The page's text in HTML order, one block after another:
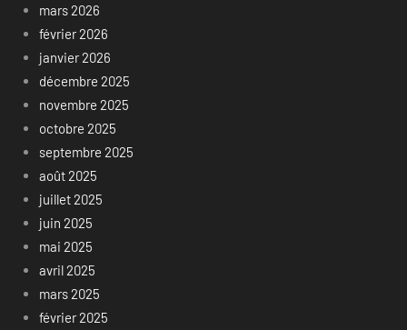
mars 2026
février 2026
janvier 2026
décembre 2025
novembre 2025
octobre 2025
septembre 2025
août 2025
juillet 2025
juin 2025
mai 2025
avril 2025
mars 2025
février 2025